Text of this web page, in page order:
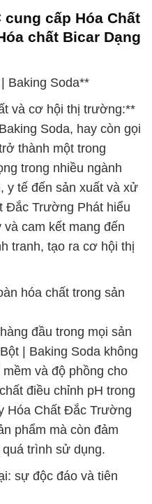
cấp Hóa Chất
chất Bicar Dạng
Baking Soda**
và cơ hội thị trường:**
Soda, hay còn gọi
thành một trong
trong nhiều ngành
y tế đến sản xuất và xử
Đắc Trường Phát hiểu
cam kết mang đến
tranh, tạo ra cơ hội thị
hóa chất trong sản
đầu trong mọi sản
| Baking Soda không
và độ phồng cho
điều chỉnh pH trong
Hóa Chất Đắc Trường
phẩm mà còn đảm
trình sử dụng.
sự độc đáo và tiên